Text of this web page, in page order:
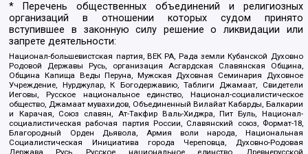
* Перечень общественных объединений и религиозных
организаций в отношении которых судом принято
вступившее в законную силу решение о ликвидации или
запрете деятельности:
Национал-большевистская партия, ВЕК РА, Рада земли Кубанской Духовно
Родовой Державы Русь, организация Асгардская Славянская Община,
Община Капища Веды Перуна, Мужская Духовная Семинария Духовное
Учреждение, Нурджулар, К Богодержавию, Таблиги Джамаат, Свидетели
Иеговы, Русское национальное единство, Национал-социалистическое
общество, Джамаат мувахидов, Объединенный Вилайат Кабарды, Балкарии
и Карачая, Союз славян, Ат-Такфир Валь-Хиджра, Пит Буль, Национал-
социалистическая рабочая партия России, Славянский союз, Формат-18,
Благородный Орден Дьявола, Армия воли народа, Национальная
Социалистическая Инициатива города Череповца, Духовно-Родовая
Держава Русь, Русское национальное единство, Древнерусской